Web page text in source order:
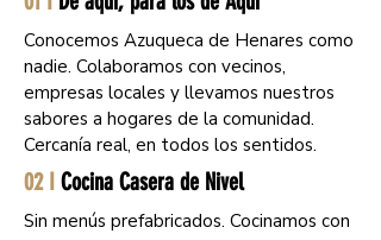
Conocemos Azuqueca de Henares como
nadie. Colaboramos con vecinos,
empresas locales y llevamos nuestros
sabores a hogares de la comunidad.
Cercanía real, en todos los sentidos.
02 I Cocina Casera de Nivel
Sin menús prefabricados. Cocinamos con